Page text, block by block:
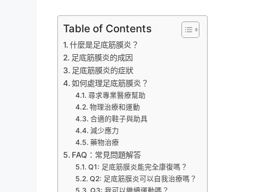
Table of Contents
什麼是足底筋膜炎？
足底筋膜炎的成因
足底筋膜炎的症狀
如何處理足底筋膜炎？
尋求專業醫療幫助
物理治療和運動
合適的鞋子與助具
減少應力
藥物治療
FAQ：常見問題解答
Q1: 足底筋膜炎能完全康復嗎？
Q2: 足底筋膜炎可以自我治療嗎？
Q3: 我可以繼續運動嗎？